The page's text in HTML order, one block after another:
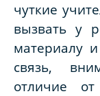
чуткие
вызвать у
материалу
связь,
отличие